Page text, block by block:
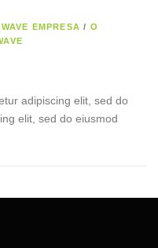
EMPRESA / O
adipiscing elit, sed do
elit, sed do eiusmod